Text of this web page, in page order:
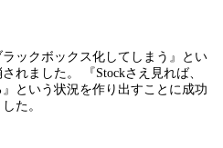
ックボックス化してしまう』とい
れました。 『Stockさえ見れば、
という状況を作り出すことに成功
た。